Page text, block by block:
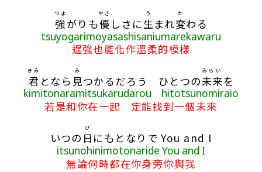
強
つよ
がりも優
やさ
しさに生
う
まれ変
か
わる
tsuyogarimoyasashisaniumarekawaru
逞強也能化作溫柔的模樣
君
きみ
となら 見
み
つかるだろう ひとつの未来
みらい
を
kimitonaramitsukarudarou hitotsunomiraio
若是和你在一起 定能找到一個未來
いつの 日
ひ
にもとなりで You and I
itsunohinimotonaride You and I
無論何時都在你身旁你與我